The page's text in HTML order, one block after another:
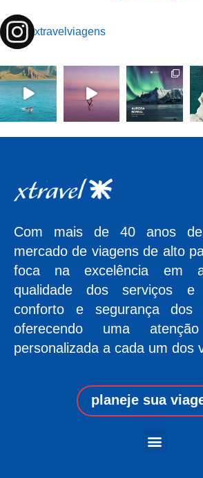
xtravelviagens
Com mais de 40 anos
mercado de viagens de alto
foca na excelência em
qualidade dos serviços e
conforto e segurança dos
oferecendo uma
personalizada a cada um dos
planeje sua
Menu